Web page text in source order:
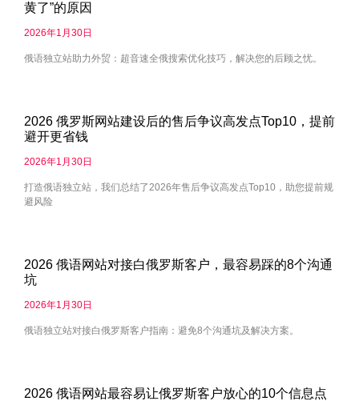
黄了”的原因
2026年1月30日
俄语独立站助力外贸：超音速全俄搜索优化技巧，解决您的后顾之忧。
2026 俄罗斯网站建设后的售后争议高发点Top10，提前
避开更省钱
2026年1月30日
打造俄语独立站，我们总结了2026年售后争议高发点Top10，助您提前规
避风险
2026 俄语网站对接白俄罗斯客户，最容易踩的8个沟通
坑
2026年1月30日
俄语独立站对接白俄罗斯客户指南：避免8个沟通坑及解决方案。
2026 俄语网站最容易让俄罗斯客户放心的10个信息点